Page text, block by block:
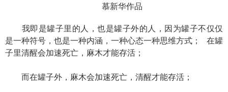
慕新华作品
我即是罐子里的人，也是罐子外的人，因为罐子不仅仅
是一种符号，也是一种内涵，一种心态一种思维方式； 在罐
子里清醒会加速死亡，麻木才能存活；
而在罐子外，麻木会加速死亡，清醒才能存活；